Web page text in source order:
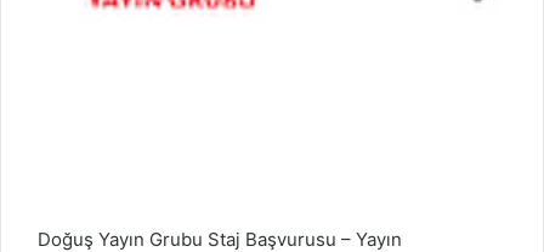
Doğuş Yayın Grubu Staj Başvurusu – Yayın